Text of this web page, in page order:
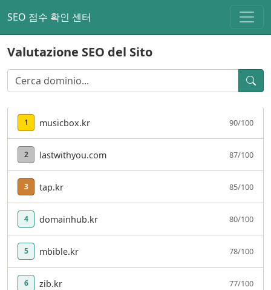
SEO 점수 확인 센터
Valutazione SEO del Sito
1 musicbox.kr 90/100
2 lastwithyou.com 87/100
3 tap.kr 85/100
4 domainhub.kr 80/100
5 mbible.kr 78/100
6 zib.kr 77/100